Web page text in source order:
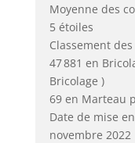
Moyenne des
5 étoiles
Classement
47 881 en
Bricolage )
69 en Marteau
Date de mise
novembre 2022